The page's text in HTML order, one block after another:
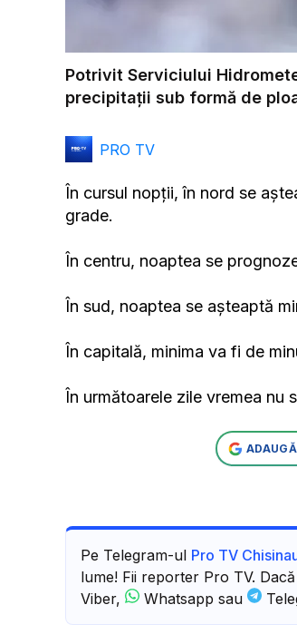
Potrivit Serviciului
precipitații sub formă de
PRO TV
În cursul nopții, în nord se
grade.
În centru, noaptea se
În sud, noaptea se așteaptă
În capitală, minima va fi de
În următoarele zile vremea nu
Pe Telegram-ul Pro TV
lume! Fii reporter Pro TV.
Viber,
Whatsapp sau